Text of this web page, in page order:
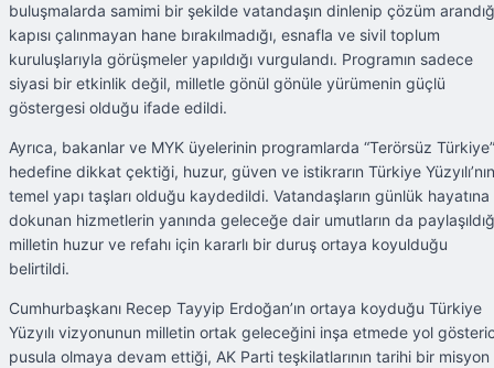
buluşmalarda samimi bir şekilde vatandaşın dinlenip çözüm
kapısı çalınmayan hane bırakılmadığı, esnafla ve sivil toplum
kuruluşlarıyla görüşmeler yapıldığı vurgulandı. Programın sadece
siyasi bir etkinlik değil, milletle gönül gönüle yürümenin güçlü
göstergesi olduğu ifade edildi.
Ayrıca, bakanlar ve MYK üyelerinin programlarda “Terörsüz Türkiye”
hedefine dikkat çektiği, huzur, güven ve istikrarın Türkiye Yüzyılı’nın
temel yapı taşları olduğu kaydedildi. Vatandaşların günlük hayatına
dokunan hizmetlerin yanında geleceğe dair umutların da
milletin huzur ve refahı için kararlı bir duruş ortaya koyulduğu
belirtildi.
Cumhurbaşkanı Recep Tayyip Erdoğan’ın ortaya koyduğu Türkiye
Yüzyılı vizyonunun milletin ortak geleceğini inşa etmede yol
pusula olmaya devam ettiği, AK Parti teşkilatlarının tarihi bir misyon